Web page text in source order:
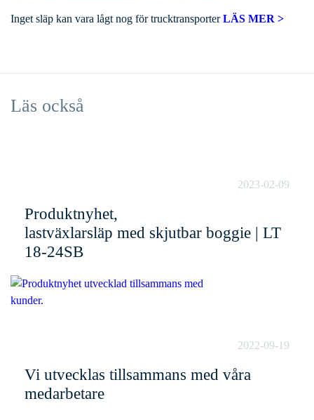
Inget släp kan vara lågt nog för trucktransporterLÄS MER >
Läs också
Produktnyhet,
lastväxlarsläp med skjutbar boggie | LT
18-24SB
2023-02-09
Vi utvecklas tillsammans med våra
medarbetare
2022-09-19